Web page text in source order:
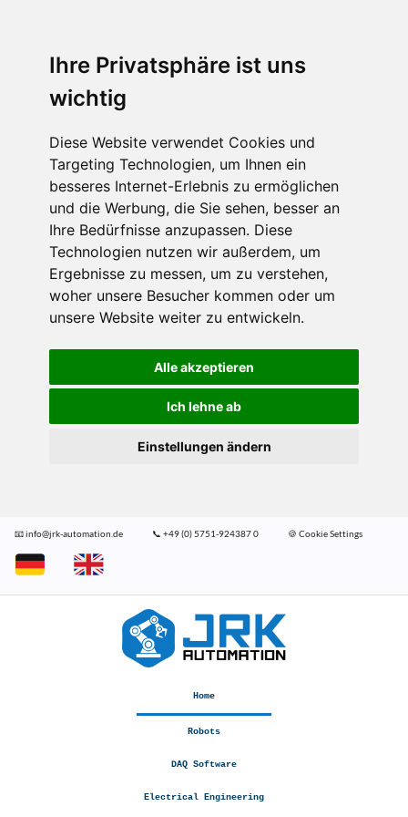
Ihre Privatsphäre ist uns
wichtig
Diese Website verwendet Cookies und
Targeting Technologien, um Ihnen ein
besseres Internet-Erlebnis zu ermöglichen
und die Werbung, die Sie sehen, besser an
Ihre Bedürfnisse anzupassen. Diese
Technologien nutzen wir außerdem, um
Ergebnisse zu messen, um zu verstehen,
woher unsere Besucher kommen oder um
unsere Website weiter zu entwickeln.
Alle akzeptieren
Ich lehne ab
Einstellungen ändern
📧 info@jrk-automation.de 📞 +49 (0) 5751-924387 0 🍪 Cookie Settings
Home
Robots
DAQ Software
Electrical Engineering